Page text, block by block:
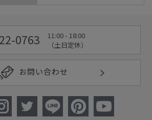
0763
11:00 - 18:00
（土日定休）
お問い合わせ